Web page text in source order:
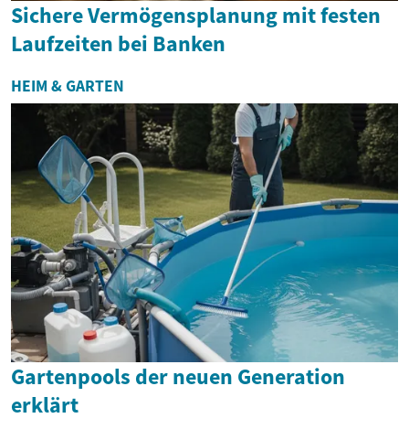
Sichere Vermögensplanung mit festen
Laufzeiten bei Banken
HEIM & GARTEN
Gartenpools der neuen Generation
erklärt